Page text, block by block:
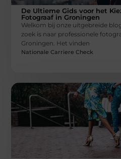
De Ultieme Gids voor het
Fotograaf in Groningen
Welkom bij onze uitgebreide
zoek is naar professionele
Groningen. Het vinden
Nationale Carriere Check